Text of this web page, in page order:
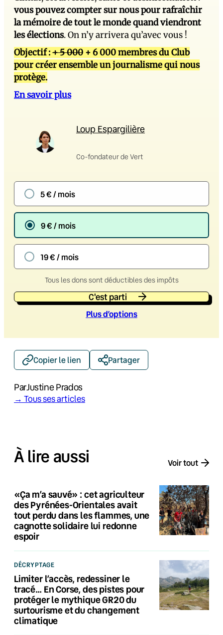
vous pouvez compter sur nous pour rafraîchir
la mémoire de tout le monde quand viendront
les élections. On n’y arrivera qu’avec vous !
Objectif :+ 5 000 + 6 000 membres du Club
pour créer ensemble un journalisme qui nous
protège.
En savoir plus
Loup Espargilière
Co-fondateur de Vert
5 € / mois
9 € / mois
19 € / mois
Tous les dons sont déductibles des impôts
C'est parti
Plus d’options
Copier le lien Partager
ParJustine Prados
→ Tous ses articles
À lire aussi Voir tout
«Ça m’a sauvé» : cet agriculteur
des Pyrénées-Orientales avait
tout perdu dans les flammes, une
cagnotte solidaire lui redonne
espoir
DÉCRYPTAGE
Limiter l’accès, redessiner le
tracé… En Corse, des pistes pour
protéger le mythique GR20 du
surtourisme et du changement
climatique